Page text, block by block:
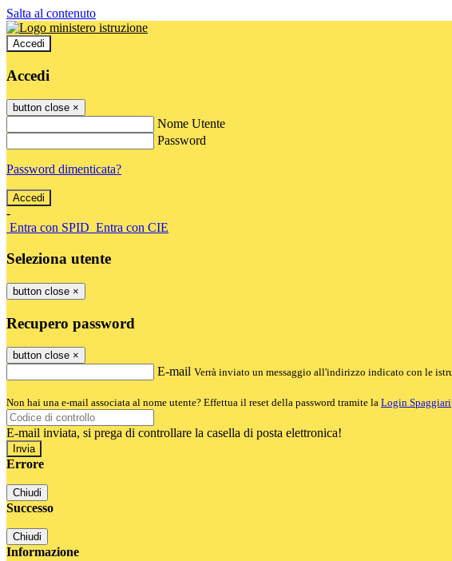
Salta al contenuto
Accedi
Accedi
button close ×
Nome Utente
Password
Password dimenticata?
-
Entra con SPID Entra con CIE
Seleziona utente
button close ×
Recupero password
button close ×
E-mail Verrà inviato un messaggio all'indirizzo indicato con le
Non hai una e-mail associata al nome utente? Effettua il reset della password tramite la Login Spaggiari
E-mail inviata, si prega di controllare la casella di posta elettronica!
Errore
Chiudi
Successo
Chiudi
Informazione